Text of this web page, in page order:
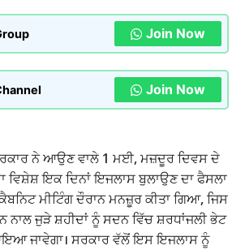
Join Now
Join Now
ਨੇ ਆਉਣ ਵਾਲੇ 1 ਮਈ, ਮਜ਼ਦੂਰ ਦਿਵਸ ਦੇ
ਵਿਸ਼ੇਸ਼ ਇਕ ਦਿਨਾਂ ਇਜਲਾਸ ਬੁਲਾਉਣ ਦਾ ਫੈਸਲਾ
ਮੀਟਿੰਗ ਦੌਰਾਨ ਮਨਜ਼ੂਰ ਕੀਤਾ ਗਿਆ, ਜਿਸ
ਜੁੜੇ ਸ਼ਹੀਦਾਂ ਨੂੰ ਸਦਨ ਵਿੱਚ ਸ਼ਰਧਾਂਜਲੀ ਭੇਟ
ਜਾਵੇਗਾ। ਸਰਕਾਰ ਵੱਲੋਂ ਇਸ ਇਜਲਾਸ ਨੂੰ